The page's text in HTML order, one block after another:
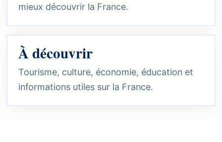
mieux découvrir la France.
À découvrir
Tourisme, culture, économie, éducation et
informations utiles sur la France.